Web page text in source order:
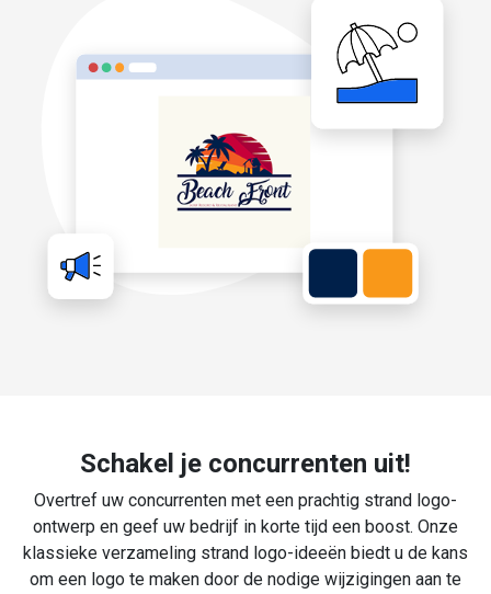
Schakel je concurrenten uit!
Overtref uw concurrenten met een prachtig strand logo-
ontwerp en geef uw bedrijf in korte tijd een boost. Onze
klassieke verzameling strand logo-ideeën biedt u de kans
om een logo te maken door de nodige wijzigingen aan te